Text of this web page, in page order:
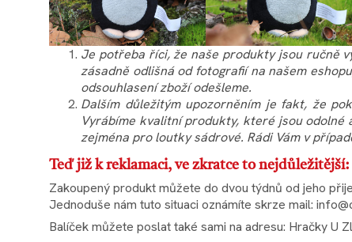
Je potřeba říci, že naše produkty jsou ručně
zásadně odlišná od fotografií na našem
odsouhlasení zboží odešleme.
Dalším důležitým upozorněním je fakt, že
Vyrábíme kvalitní produkty, které jsou odolné
zejména pro loutky sádrové. Rádi Vám v
Teď již k reklamaci, ve zkratce to nejdůležitější:
Zakoupený produkt můžete do dvou týdnů od jeho
Jednoduše nám tuto situaci oznámíte skrze mail:
Balíček můžete poslat také sami na adresu: Hračky U